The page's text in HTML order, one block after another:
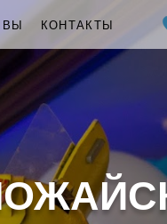
КОНТАКТЫ